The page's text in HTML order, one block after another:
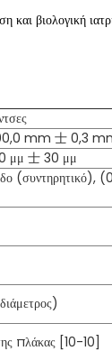
και βιολογική
mm 士 0,3
μμ 士 30 μμ
(συντηρητικό),
πλάκας [10-10]